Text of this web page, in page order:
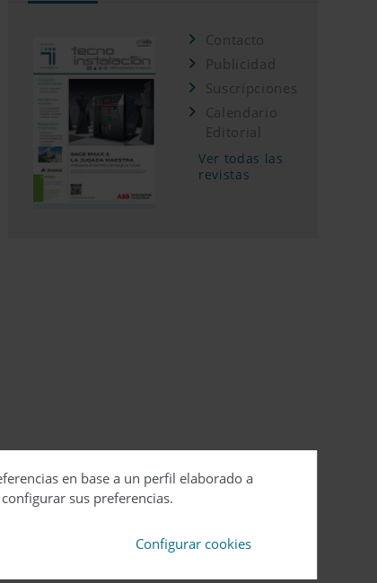
Contacto
Publicidad
Suscripciones
Calendario
Editorial
Ver todas las
revistas
en base a un perfil elaborado a
sus preferencias.
Configurar cookies